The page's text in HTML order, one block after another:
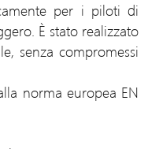
per i piloti di
È stato realizzato
senza compromessi
norma europea EN